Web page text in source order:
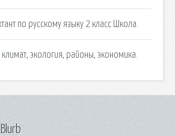
по русскому языку 2 класс Школа.
климат, экология, районы, экономика.